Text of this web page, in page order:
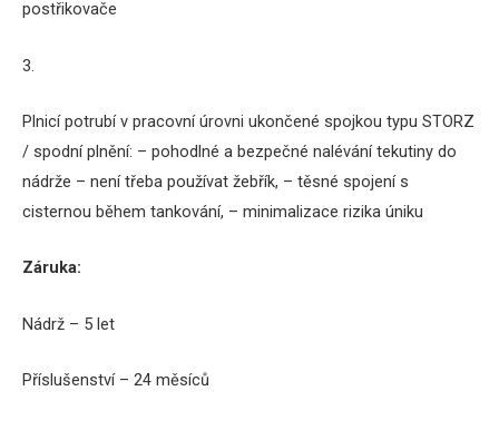
postřikovače
3.
Plnicí potrubí v pracovní úrovni ukončené spojkou typu STORZ
/ spodní plnění: – pohodlné a bezpečné nalévání tekutiny do
nádrže – není třeba používat žebřík, – těsné spojení s
cisternou během tankování, – minimalizace rizika úniku
Záruka:
Nádrž – 5 let
Příslušenství – 24 měsíců